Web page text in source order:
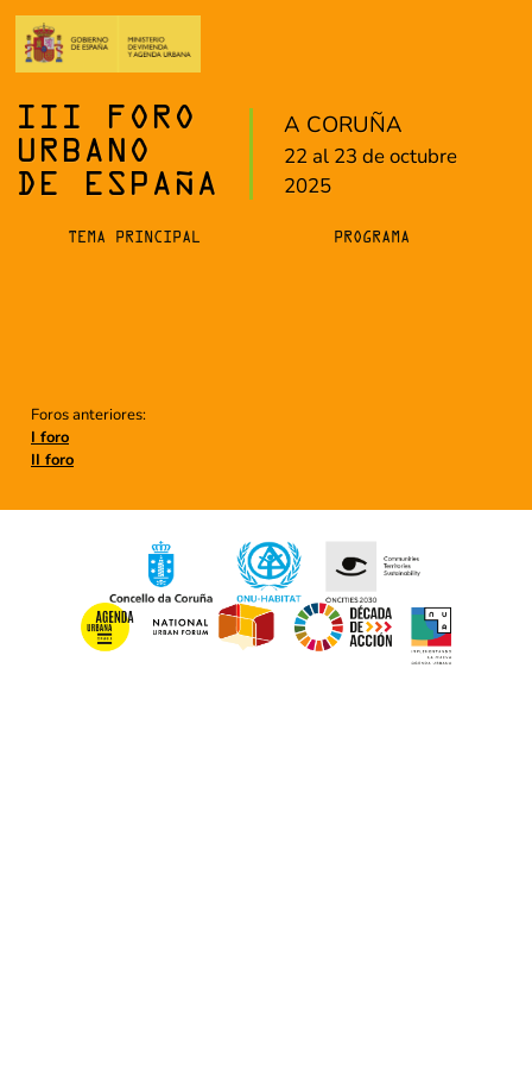
III FORO
URBANO
DE ESPAÑA
A CORUÑA
22 al 23 de octubre
2025
TEMA PRINCIPAL PROGRAMA
Foros anteriores:
I foro
II foro